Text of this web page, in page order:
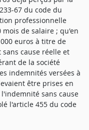
67 du code du
professionnelle
de salaire ; qu'en
euros à titre de
cause réelle et
de la société
indemnités versées à
être prises en
sans cause
l'article 455 du code